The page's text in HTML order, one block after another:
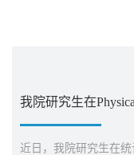
我院研究生在
近日，我院研究生在统